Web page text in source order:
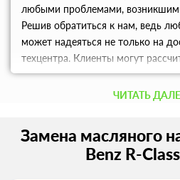
любыми проблемами,
Решив обратиться к нам, ведь
может надеяться не только на
техцентра. Клиенты могут
комфорт во время ремонта
Московской области.ЧИТАТЬ
Замена масляного
Benz R-